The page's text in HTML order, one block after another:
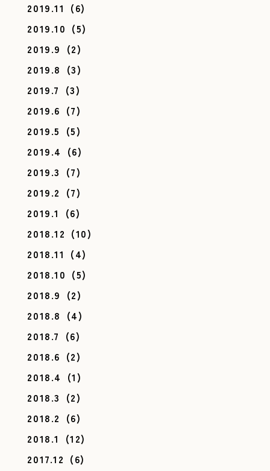
2019.11 (6)
2019.10 (5)
2019.9 (2)
2019.8 (3)
2019.7 (3)
2019.6 (7)
2019.5 (5)
2019.4 (6)
2019.3 (7)
2019.2 (7)
2019.1
(6)
2018.12 (10)
2018.11 (4)
2018.10 (5)
2018.9 (2)
2018.8 (4)
2018.7 (6)
2018.6 (2)
2018.4 (1)
2018.3 (2)
2018.2 (6)
2018.1
(12)
2017.12 (6)